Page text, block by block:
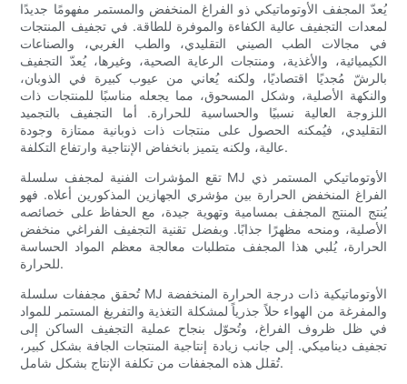
يُعدّ المجفف الأوتوماتيكي ذو الفراغ المنخفض والمستمر مفهومًا جديدًا
لمعدات التجفيف عالية الكفاءة والموفرة للطاقة. في تجفيف المنتجات
في مجالات الطب الصيني التقليدي، والطب الغربي، والصناعات
الكيميائية، والأغذية، ومنتجات الرعاية الصحية، وغيرها، يُعدّ التجفيف
بالرشّ مُجديًا اقتصاديًا، ولكنه يُعاني من عيوب كبيرة في الذوبان،
والنكهة الأصلية، وشكل المسحوق، مما يجعله مناسبًا للمنتجات ذات
اللزوجة العالية نسبيًا والحساسية للحرارة. أما التجفيف بالتجميد
التقليدي، فيُمكنه الحصول على منتجات ذات ذوبانية ممتازة وجودة
عالية، ولكنه يتميز بانخفاض الإنتاجية وارتفاع التكلفة.
تقع المؤشرات الفنية لمجفف سلسلة MJ الأوتوماتيكي المستمر ذي
الفراغ المنخفض الحرارة بين مؤشري الجهازين المذكورين أعلاه. فهو
يُنتج المنتج المجفف بمسامية وتهوية جيدة، مع الحفاظ على خصائصه
الأصلية، ومنحه مظهرًا جذابًا. وبفضل تقنية التجفيف الفراغي منخفض
الحرارة، يُلبي هذا المجفف متطلبات معالجة معظم المواد الحساسة
للحرارة.
تُحقق مجففات سلسلة MJ الأوتوماتيكية ذات درجة الحرارة المنخفضة
والمفرغة من الهواء حلاً جذرياً لمشكلة التغذية والتفريغ المستمر للمواد
في ظل ظروف الفراغ، وتُحوّل بنجاح عملية التجفيف الساكن إلى
تجفيف ديناميكي. إلى جانب زيادة إنتاجية المنتجات الجافة بشكل كبير،
تُقلل هذه المجففات من تكلفة الإنتاج بشكل شامل.